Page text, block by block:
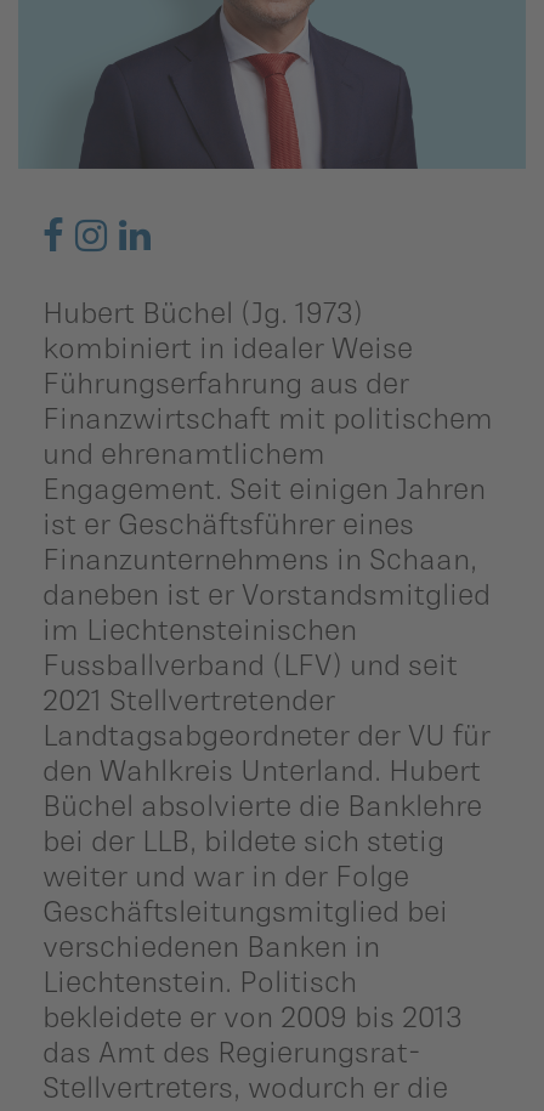
uns
Parteisekretariat
Hubert Büchel (Jg. 1973)
kombiniert in idealer Weise
Führungserfahrung aus der
Finanzwirtschaft mit politischem
und ehrenamtlichem
Engagement. Seit einigen Jahren
ist er Geschäftsführer eines
Finanzunternehmens in Schaan,
daneben ist er Vorstandsmitglied
im Liechtensteinischen
Fussballverband (LFV) und seit
2021 Stellvertretender
Landtagsabgeordneter der VU für
den Wahlkreis Unterland. Hubert
Büchel absolvierte die Banklehre
bei der LLB, bildete sich stetig
weiter und war in der Folge
Geschäftsleitungsmitglied bei
verschiedenen Banken in
Liechtenstein. Politisch
bekleidete er von 2009 bis 2013
das Amt des Regierungsrat-
Stellvertreters, wodurch er die